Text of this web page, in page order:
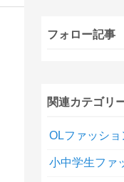
フォロー記事
関連カテゴリ
OLファッショ
小中学生ファ